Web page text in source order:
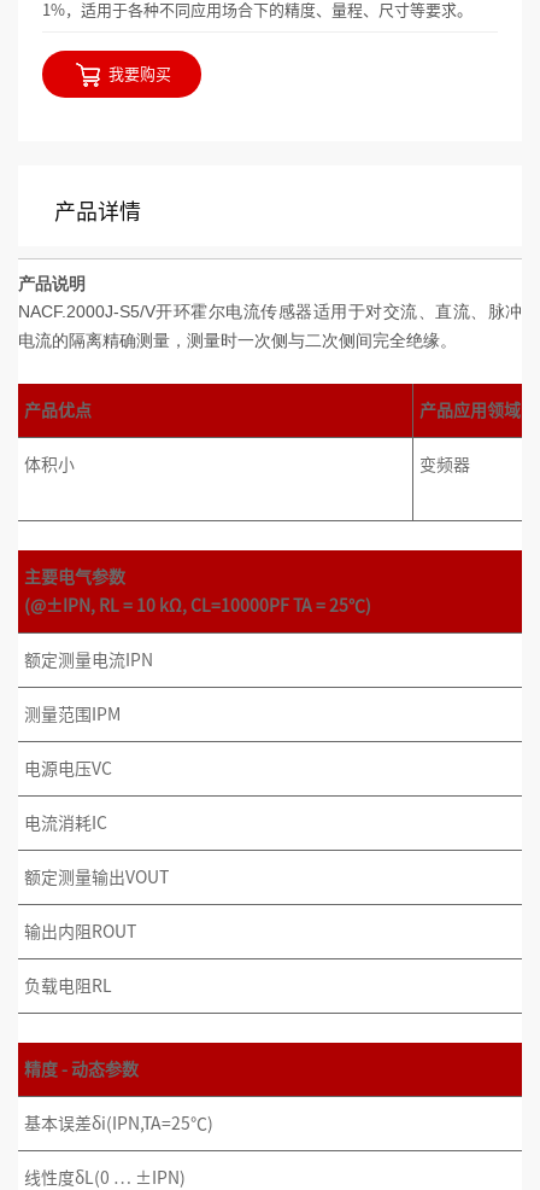
1%，适用于各种不同应用场合下的精度、量程、尺寸等要求。
我要购买
产品详情
产品说明
NACF.2000J-S5/V开环霍尔电流传感器适用于对交流、直流、脉冲
电流的隔离精确测量，测量时一次侧与二次侧间完全绝缘。
产品优点 产品应用领域
体积小 变频器
主要电气参数
(@±IPN, RL = 10 kΩ, CL=10000PF TA = 25℃)
额定测量电流IPN
测量范围IPM
电源电压VC
电流消耗IC
额定测量输出VOUT
输出内阻ROUT
负载电阻RL
精度 - 动态参数
基本误差δi(IPN,TA=25℃)
线性度δL(0 … ±IPN)